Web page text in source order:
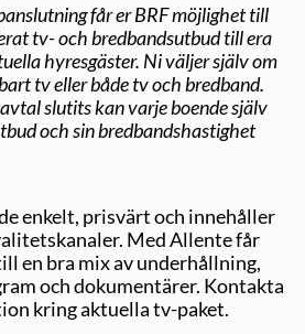
får er BRF möjlighet till
tv- och bredbandsutbud till era
hyresgäster. Ni väljer själv om
tv eller både tv och bredband.
slutits kan varje boende själv
och sin bredbandshastighet
enkelt, prisvärt och innehåller
Med Allente får
en bra mix av underhållning,
och dokumentärer. Kontakta
kring aktuella tv-paket.